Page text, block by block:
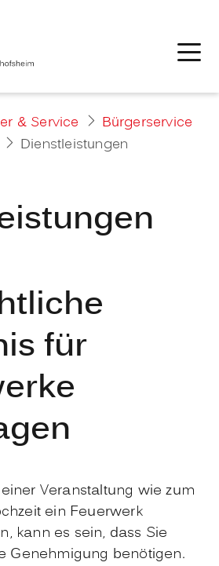
& Service
Bürgerservice
Dienstleistungen
für
Veranstaltung wie zum
ein Feuerwerk
kann es sein, dass Sie
Genehmigung benötigen.